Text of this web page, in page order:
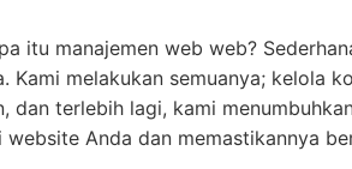
itu manajemen web web?
melakukan semuanya; kelola
terlebih lagi, kami
Anda dan memastikannya